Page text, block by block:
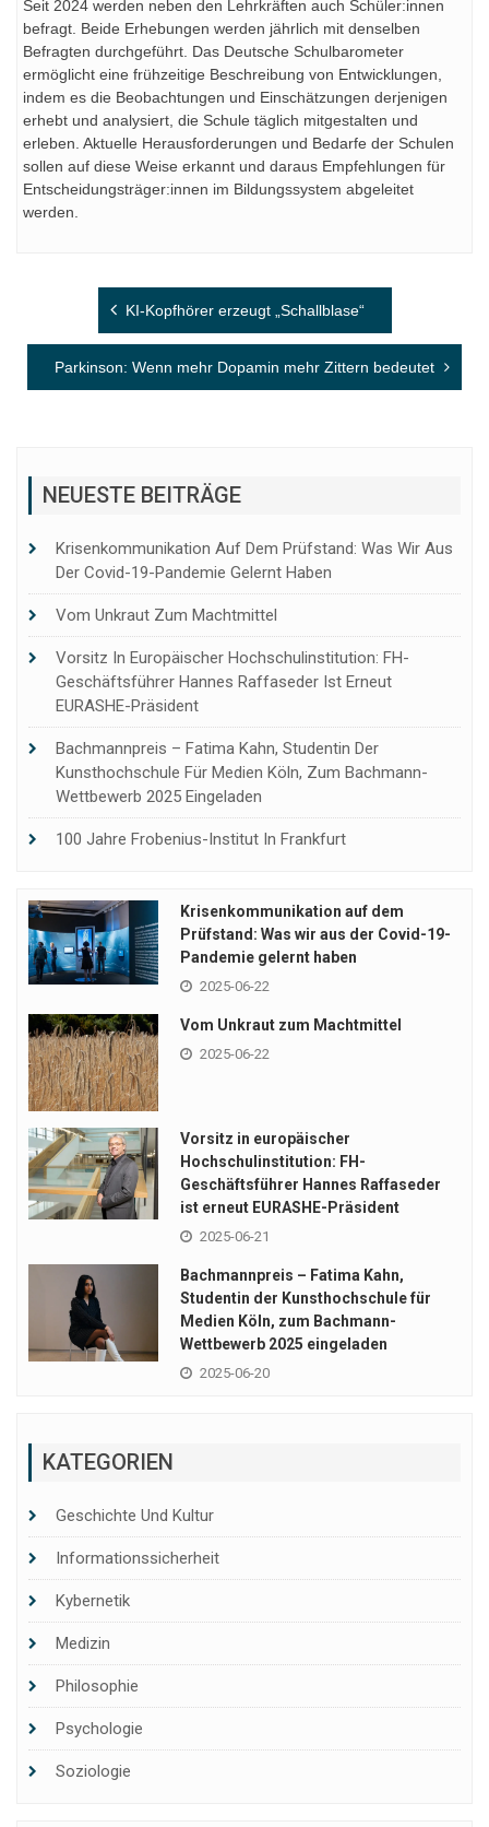
Seit 2024 werden neben den Lehrkräften auch Schüler:innen
befragt. Beide Erhebungen werden jährlich mit denselben
Befragten durchgeführt. Das Deutsche Schulbarometer
ermöglicht eine frühzeitige Beschreibung von Entwicklungen,
indem es die Beobachtungen und Einschätzungen derjenigen
erhebt und analysiert, die Schule täglich mitgestalten und
erleben. Aktuelle Herausforderungen und Bedarfe der Schulen
sollen auf diese Weise erkannt und daraus Empfehlungen für
Entscheidungsträger:innen im Bildungssystem abgeleitet
werden.
Beitragsnavigation
KI-Kopfhörer erzeugt „Schallblase“
Parkinson: Wenn mehr Dopamin mehr Zittern bedeutet
NEUESTE BEITRÄGE
Krisenkommunikation Auf Dem Prüfstand: Was Wir Aus
Der Covid-19-Pandemie Gelernt Haben
Vom Unkraut Zum Machtmittel
Vorsitz In Europäischer Hochschulinstitution: FH-
Geschäftsführer Hannes Raffaseder Ist Erneut
EURASHE-Präsident
Bachmannpreis – Fatima Kahn, Studentin Der
Kunsthochschule Für Medien Köln, Zum Bachmann-
Wettbewerb 2025 Eingeladen
100 Jahre Frobenius-Institut In Frankfurt
Krisenkommunikation auf dem
Prüfstand: Was wir aus der Covid-19-
Pandemie gelernt haben
2025-06-22
Vom Unkraut zum Machtmittel
2025-06-22
Vorsitz in europäischer
Hochschulinstitution: FH-
Geschäftsführer Hannes Raffaseder
ist erneut EURASHE-Präsident
2025-06-21
Bachmannpreis – Fatima Kahn,
Studentin der Kunsthochschule für
Medien Köln, zum Bachmann-
Wettbewerb 2025 eingeladen
2025-06-20
KATEGORIEN
Geschichte Und Kultur
Informationssicherheit
Kybernetik
Medizin
Philosophie
Psychologie
Soziologie